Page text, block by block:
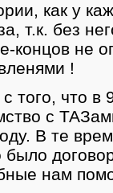
как у
т.к. без
концов не
!
того, что
с
В те
нам